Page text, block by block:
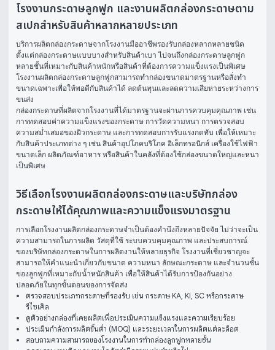
โรงงานกระดาษลูกฟูก และงานผลิตกล่องกระดาษตาม
สเปกสำหรับสินค้าหลากหลายประเภท
บริการผลิตกล่องกระดาษจากโรงงานมืออาชีพรองรับกล่องหลากหลายชนิด
ตั้งแต่กล่องกระดาษแบบบางสำหรับสินค้าเบา ไปจนถึงกล่องกระดาษลูกฟูก
หลายชั้นที่เหมาะกับสินค้าหนักหรือสินค้าที่ต้องการความแข็งแรงเป็นพิเศษ
โรงงานผลิตกล่องกระดาษลูกฟูกสามารถทำกล่องขนาดมาตรฐานหรือสั่งทำ
ขนาดเฉพาะเพื่อให้พอดีกับสินค้าได้ ลดต้นทุนและลดความเสียหายระหว่างการ
ขนส่ง
กล่องกระดาษที่ผลิตจากโรงงานที่ได้มาตรฐานจะผ่านการควบคุมคุณภาพ เช่น
การทดสอบค่าความแข็งแรงของกระดาษ การวัดความหนา การตรวจสอบ
ความสม่ำเสมอของผิวกระดาษ และการทดสอบการรับแรงกดทับ เพื่อให้เหมาะ
กับสินค้าประเภทต่าง ๆ เช่น สินค้าอุปโภคบริโภค อิเล็กทรอนิกส์ เครื่องใช้ไฟฟ้า
ขนาดเล็ก ผลิตภัณฑ์อาหาร หรือสินค้าในคลังที่ต้องใช้กล่องขนาดใหญ่และหนา
เป็นพิเศษ
วิธีเลือกโรงงานผลิตกล่องกระดาษและบริษัทกล่อง
กระดาษให้ได้คุณภาพและความแข็งแรงมาตรฐาน
การเลือกโรงงานผลิตกล่องกระดาษจำเป็นต้องคำนึงถึงหลายปัจจัย ไม่ว่าจะเป็น
ความสามารถในการผลิต วัสดุที่ใช้ ระบบควบคุมคุณภาพ และประสบการณ์
ของบริษัทกล่องกระดาษในการผลิตงานให้หลายธุรกิจ โรงงานที่เชี่ยวชาญจะ
สามารถให้คำแนะนำเกี่ยวกับขนาด ความหนา ลักษณะกระดาษ และจำนวนชั้น
ของลูกฟูกที่เหมาะกับน้ำหนักสินค้า เพื่อให้สินค้าได้รับการป้องกันอย่าง
ปลอดภัยในทุกขั้นตอนของการจัดส่ง
ตรวจสอบประเภทกระดาษที่รองรับ เช่น กระดาษ KA, KI, SC หรือกระดาษ
รีไซเคิล
ดูตัวอย่างกล่องที่เคยผลิตเพื่อประเมินความแข็งแรงและความเรียบร้อย
ประเมินกำลังการผลิตขั้นต่ำ (MOQ) และระยะเวลาในการผลิตแต่ละล็อต
สอบถามความสามารถของโรงงานในการทำกล่องลูกฟูกหลายชั้น